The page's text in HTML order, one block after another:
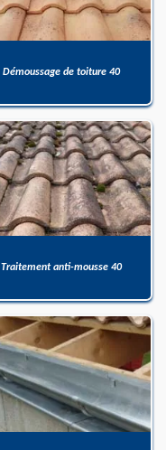
Démoussage de toiture 40
Traitement anti-mousse 40